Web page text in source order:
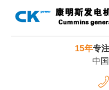
15年专
中